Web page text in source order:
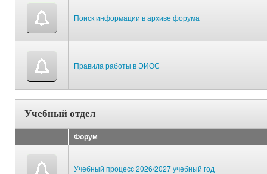
Поиск информации в архиве форума
Правила работы в ЭИОС
Учебный отдел
Форум
Учебный процесс 2026/2027 учебный год